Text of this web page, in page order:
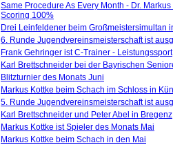
Same Procedure As Every Month - Dr.
Scoring 100%
Drei Leinfeldener beim Großmeistersimultan
6. Runde Jugendvereinsmeisterschaft ist
Frank Gehringer ist C-Trainer - Leistungssport
Karl Brettschneider bei der Bayrischen
Blitzturnier des Monats Juni
Markus Kottke beim Schach im Schloss in
5. Runde Jugendvereinsmeisterschaft ist
Karl Brettschneider und Peter Abel in Bregenz
Markus Kottke ist Spieler des Monats Mai
Markus Kottke beim Schach in den Mai